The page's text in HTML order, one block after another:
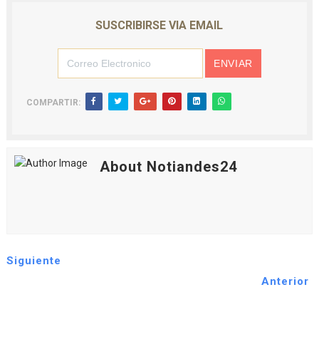
SUSCRIBIRSE VIA EMAIL
COMPARTIR:
About Notiandes24
Siguiente
Anterior